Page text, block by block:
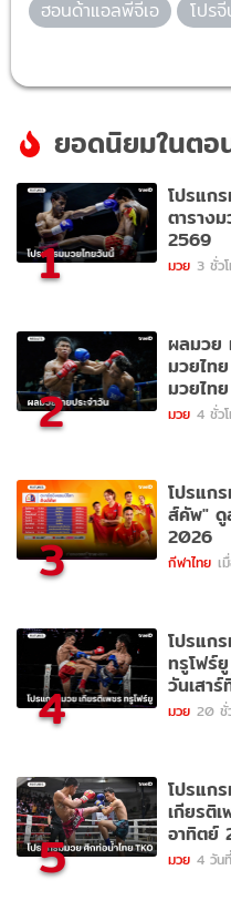
ฮอนด้าแอลพีจีเอ โปร
ยอดนิยมในตอ
1
โปรแก
ตาราง
2569
มวย 3 ชั่ว
2
ผลมวย
มวยไท
มวยไทย
มวย 4 ชั่ว
3
โปรแก
ส์คัพ" ดู
2026
กีฬาไทย เ
4
โปรแก
ทรูโฟร์
วันเสา
มวย 20 ชั่
5
โปรแก
เกียรติ
อาทิตย์
มวย 4 วัน